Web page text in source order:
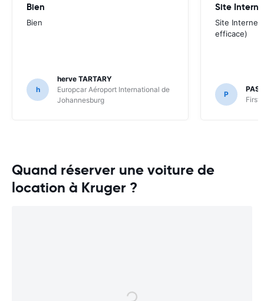
Bien
Bien
h
herve TARTARY
Europcar Aéroport International de
Johannesburg
Site
Site Internet
efficace)
P
First
Quand réserver une voiture de
location à Kruger ?